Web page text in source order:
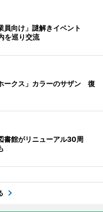
員向け」謎解きイベント
を巡り交流
ークス」カラーのサザン 復
書館がリニューアル30周